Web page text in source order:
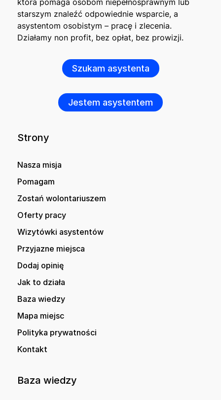
która pomaga osobom niepełnosprawnym lub
starszym znaleźć odpowiednie wsparcie, a
asystentom osobistym – pracę i zlecenia.
Działamy non profit, bez opłat, bez prowizji.
Szukam asystenta
Jestem asystentem
Strony
Nasza misja
Pomagam
Zostań wolontariuszem
Oferty pracy
Wizytówki asystentów
Przyjazne miejsca
Dodaj opinię
Jak to działa
Baza wiedzy
Mapa miejsc
Polityka prywatności
Kontakt
Baza wiedzy